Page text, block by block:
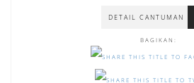
DETAIL CANTUMAN
BAGIKAN: